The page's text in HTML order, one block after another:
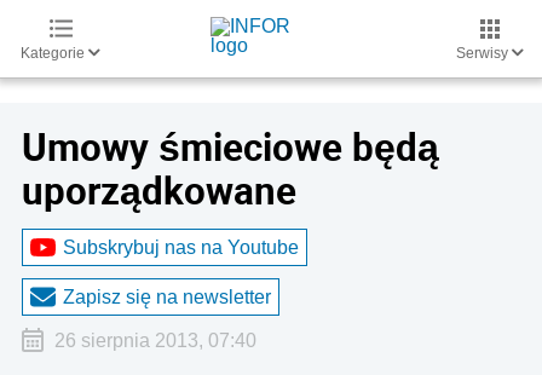
Kategorie Serwisy
Umowy śmieciowe będą
uporządkowane
Subskrybuj nas na Youtube
Zapisz się na newsletter
26 sierpnia 2013, 07:40